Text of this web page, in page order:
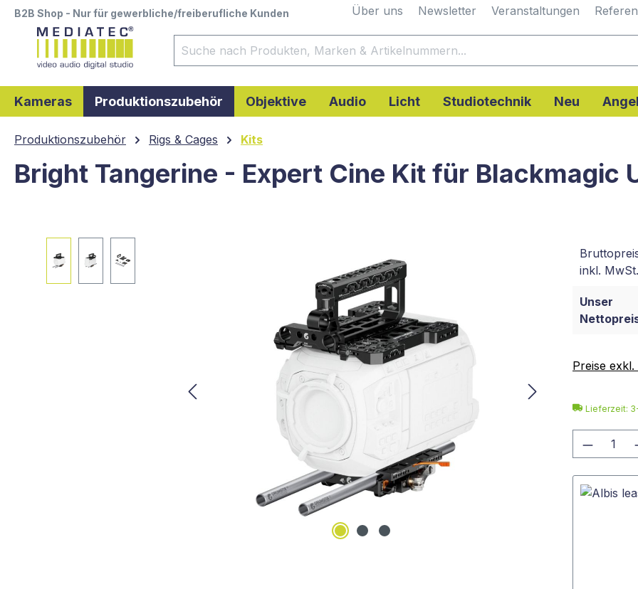
Zur Hauptnavigation springen
B2B Shop - Nur für gewerbliche/freiberufliche Kunden Über uns Newsletter Veranstaltungen
Kameras Produktionszubehör Objektive Audio Licht Studiotechnik Neu
Produktionszubehör Rigs & Cages Kits
Bright Tangerine - Expert Cine Kit für Blackmagic
inkl.
Unser
Preise
Lieferzeit: